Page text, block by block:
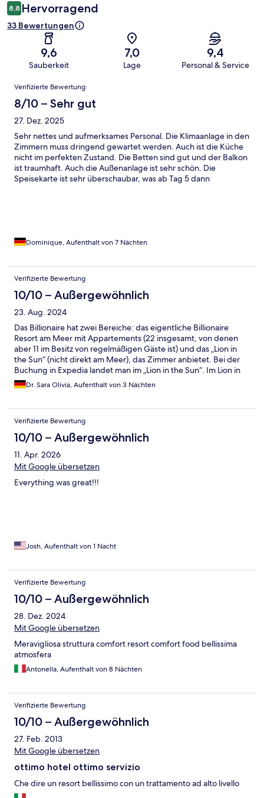
8,8 Hervorragend
33 Bewertungen
9,6
Sauberkeit
7,0
Lage
9,4
Personal & Service
Bewertungen
Verifizierte Bewertung
8/10 – Sehr gut
27. Dez. 2025
Sehr nettes und aufmerksames Personal. Die Klimaanlage in den
Zimmern muss dringend gewartet werden. Auch ist die Küche
nicht im perfekten Zustand. Die Betten sind gut und der Balkon
ist traumhaft. Auch die Außenanlage ist sehr schön. Die
Speisekarte ist sehr überschaubar, was ab Tag 5 dann
Dominique, Aufenthalt von 7 Nächten
Verifizierte Bewertung
10/10 – Außergewöhnlich
23. Aug. 2024
Das Billionaire hat zwei Bereiche: das eigentliche Billionaire
Resort am Meer mit Appartements (22 insgesamt, von denen
aber 11 im Besitz von regelmäßigen Gäste ist) und das „Lion in
the Sun“ (nicht direkt am Meer), das Zimmer anbietet. Bei der
Buchung in Expedia landet man im „Lion in the Sun“. Im Lion in
the Sun gibt es mehrere Hütten, die je 4 Zimmer beinhalten.
Jede Hütte hat ihren eigenen Lounge Bereich mit Sofas und
gemeinschafts-Pool. Frühstück gibt es in dem Teil in dem man
übernachtet. Restaurant nur im Billionaire. Ein Shuttle Service
Transportiert einen wann immer man möchte von einem in den
anderen Teil (600m Distanz). Der Strand am Billionaire ist felsig,
die Pools im „Lion in the Sun“ sind traumhaft und sehr ruhig,
perfekt zum entspannen. Das Fitnessstudio ist gut, hat aber
bemüht. Wir können das Hotel weiter empfehlen. Der Strand
Dr. Sara Olivia, Aufenthalt von 3 Nächten
Verifizierte Bewertung
10/10 – Außergewöhnlich
11. Apr. 2026
Mit Google übersetzen
Everything was great!!!
Josh, Aufenthalt von 1 Nacht
Verifizierte Bewertung
10/10 – Außergewöhnlich
28. Dez. 2024
Mit Google übersetzen
Meravigliosa struttura comfort resort comfort food bellissima
atmosfera
Antonella, Aufenthalt von 8 Nächten
Verifizierte Bewertung
10/10 – Außergewöhnlich
27. Feb. 2013
Mit Google übersetzen
ottimo hotel ottimo servizio
Che dire un resort bellissimo con un trattamento ad alto livello